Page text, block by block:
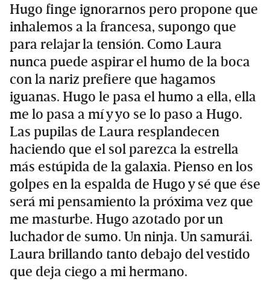
Hugo finge ignorarnos pero propone que
inhalemos a la francesa, supongo que
para relajar la tensión. Como Laura
nunca puede aspirar el humo de la boca
con la nariz prefiere que hagamos
iguanas. Hugo le pasa el humo a ella, ella
me lo pasa a mí y yo se lo paso a Hugo.
Las pupilas de Laura resplandecen
haciendo que el sol parezca la estrella
más estúpida de la galaxia. Pienso en los
golpes en la espalda de Hugo y sé que ése
será mi pensamiento la próxima vez que
me masturbe. Hugo azotado por un
luchador de sumo. Un ninja. Un samurái.
Laura brillando tanto debajo del vestido
que deja ciego a mi hermano.